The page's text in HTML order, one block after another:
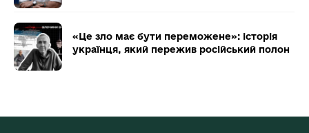
«Це зло має бути переможене»: історія
українця, який пережив російський полон